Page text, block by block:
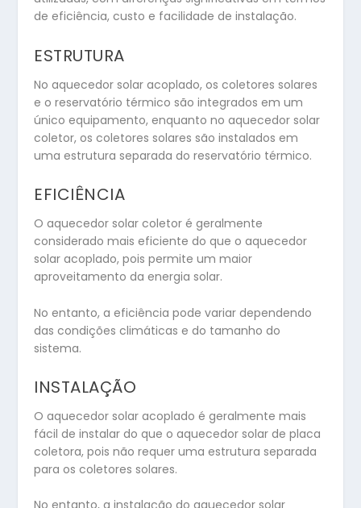
de eficiência, custo e facilidade de instalação.
ESTRUTURA
No aquecedor solar acoplado, os coletores solares
e o reservatório térmico são integrados em um
único equipamento, enquanto no aquecedor solar
coletor, os coletores solares são instalados em
uma estrutura separada do reservatório térmico.
EFICIÊNCIA
O aquecedor solar coletor é geralmente
considerado mais eficiente do que o aquecedor
solar acoplado, pois permite um maior
aproveitamento da energia solar.
No entanto, a eficiência pode variar dependendo
das condições climáticas e do tamanho do
sistema.
INSTALAÇÃO
O aquecedor solar acoplado é geralmente mais
fácil de instalar do que o aquecedor solar de placa
coletora, pois não requer uma estrutura separada
para os coletores solares.